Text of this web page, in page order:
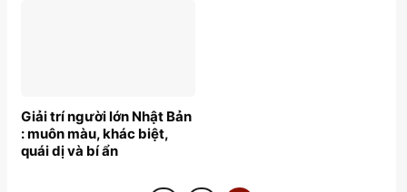
Giải trí người lớn Nhật Bản
: muôn màu, khác biệt,
quái dị và bí ẩn